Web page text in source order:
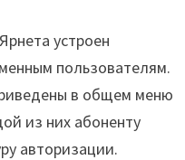
устроен
пользователям.
в общем меню
из них абоненту
авторизации.